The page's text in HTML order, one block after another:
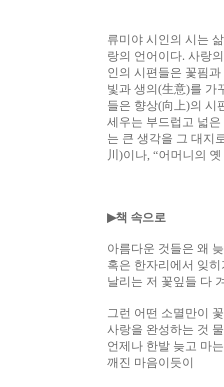
류미야 시인의 시는
랑의 언어이다. 사랑의
인의 시편들은 꽃핌과
빛과 생의(生意)를 가
들은 향상(向上)의 시
세우는 부드럽고 넓은
는 큰 생각을 그 대지
川)이나, “어머니의 옛
▶책 속으로
아름다운 것들은 왜
혹은 한자리에서 잊
날리는 저 꽃잎들 다
그런 어떤 소멸만이
사랑을 완성하는 것
언제나 한발 늦고 마는
깨진 마음이듯이